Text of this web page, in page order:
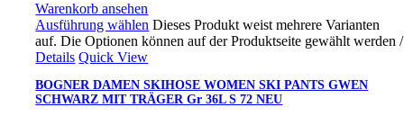
Warenkorb ansehen
Ausführung wählen Dieses Produkt weist mehrere Varianten
auf. Die Optionen können auf der Produktseite gewählt werden/
Details Quick View
BOGNER DAMEN SKIHOSE WOMEN SKI PANTS GWEN
SCHWARZ MIT TRÄGER Gr 36L S 72 NEU